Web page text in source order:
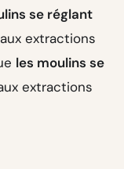
se réglant
extractions
les moulins se
extractions